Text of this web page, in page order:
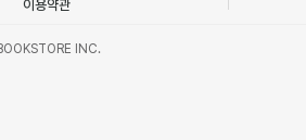
이용약관
INC.